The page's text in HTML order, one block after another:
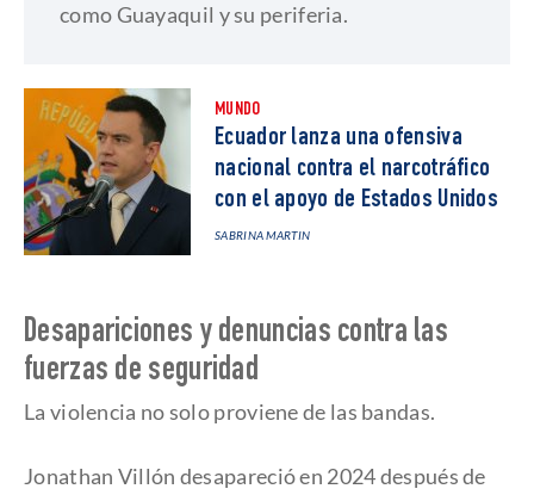
como Guayaquil y su periferia.
MUNDO
Ecuador lanza una ofensiva
nacional contra el narcotráfico
con el apoyo de Estados Unidos
SABRINA MARTIN
Desapariciones y denuncias contra las
fuerzas de seguridad
La violencia no solo proviene de las bandas.
Jonathan Villón desapareció en 2024 después de